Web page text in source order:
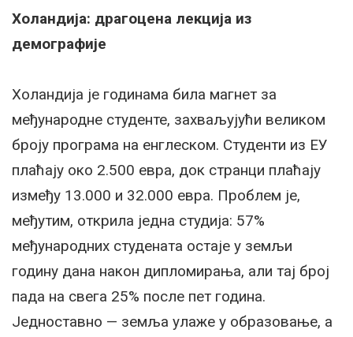
Холандија: драгоцена лекција из
демографије
Холандија је годинама била магнет за
међународне студенте, захваљујући великом
броју програма на енглеском. Студенти из ЕУ
плаћају око 2.500 евра, док странци плаћају
између 13.000 и 32.000 евра. Проблем је,
међутим, открила једна студија: 57%
међународних студената остаје у земљи
годину дана након дипломирања, али тај број
пада на свега 25% после пет година.
Једноставно — земља улаже у образовање, а